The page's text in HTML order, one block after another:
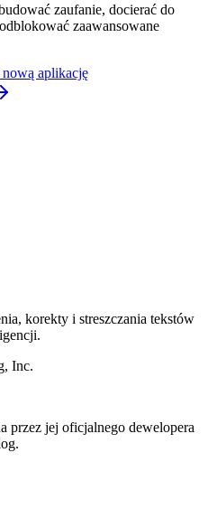
zaufanie, docierać do
zaawansowane
nową aplikację
korekty i streszczania tekstów
Inc.
przez jej oficjalnego dewelopera